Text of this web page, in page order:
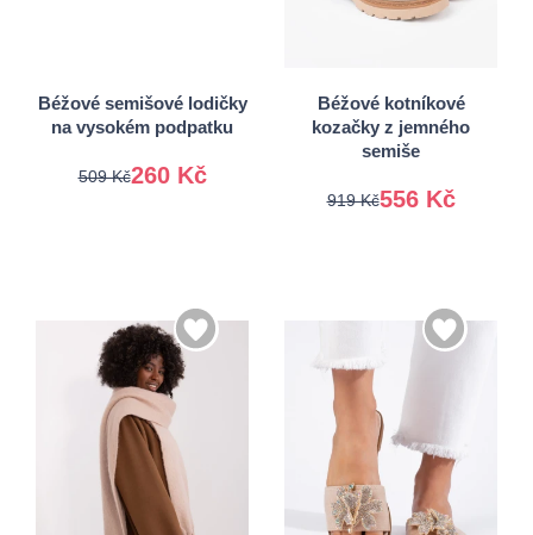
Béžové semišové lodičky
na vysokém podpatku
260 Kč
509 Kč
Béžové kotníkové
kozačky z jemného
semiše
556 Kč
919 Kč
41